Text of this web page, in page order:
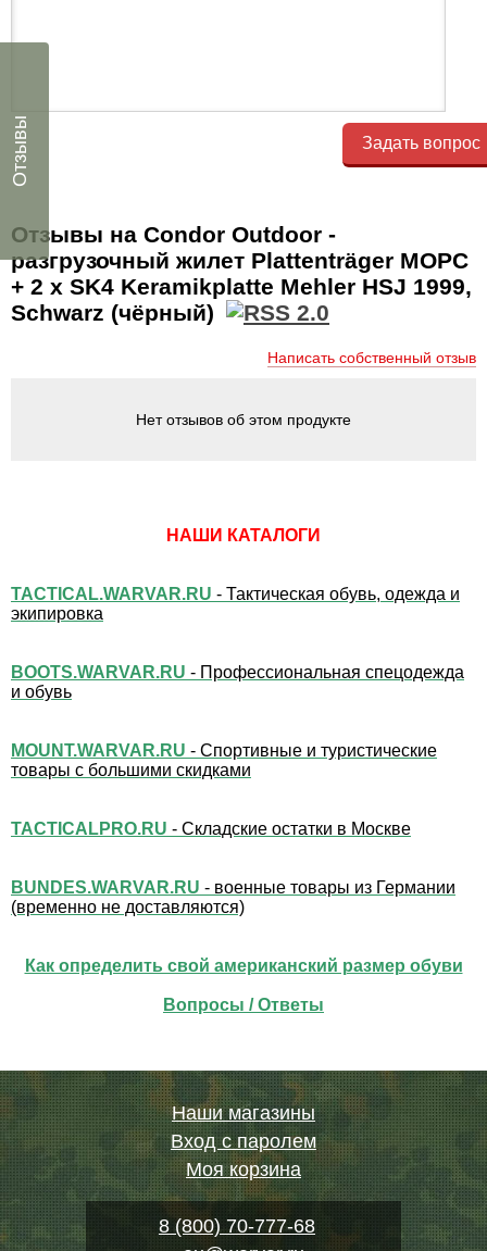
Задать вопрос
Отзывы на Condor Outdoor -
разгрузочный жилет Plattenträger MOPC
+ 2 x SK4 Keramikplatte Mehler HSJ 1999,
Schwarz (чёрный)
Написать собственный отзыв
Нет отзывов об этом продукте
НАШИ КАТАЛОГИ
TACTICAL.WARVAR.RU - Тактическая обувь, одежда и
экипировка
BOOTS.WARVAR.RU - Профессиональная спецодежда
и обувь
MOUNT.WARVAR.RU - Спортивные и туристические
товары с большими скидками
TACTICALPRO.RU - Складские остатки в Москве
BUNDES.WARVAR.RU - военные товары из Германии
(временно не доставляются)
Как определить свой американский размер обуви
Вопросы / Ответы
Отзывы
Наши магазины
Вход с паролем
Моя корзина
8 (800) 70-777-68